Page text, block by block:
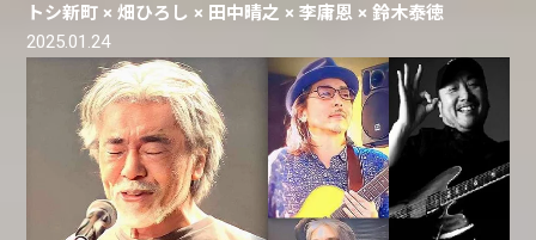
トシ新町 × 畑ひろし × 田中晴之 × 李庸恩 × 鈴木泰徳
2025.01.24